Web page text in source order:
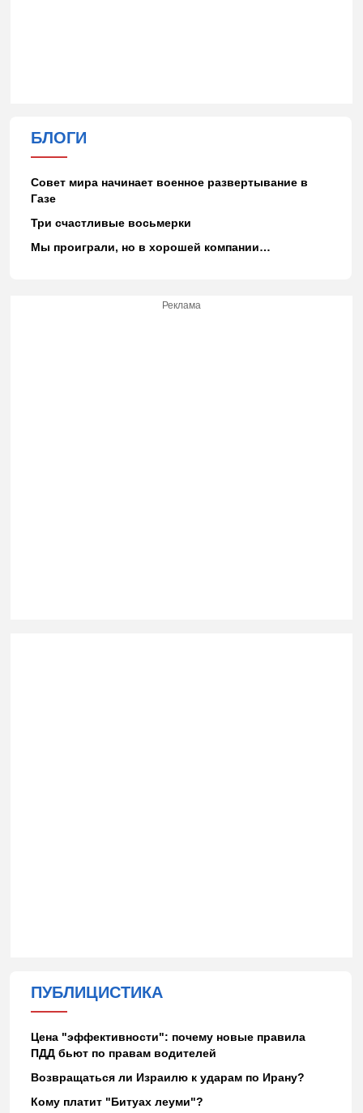
БЛОГИ
Совет мира начинает военное развертывание в
Газе
Три счастливые восьмерки
Мы проиграли, но в хорошей компании…
Реклама
ПУБЛИЦИСТИКА
Цена "эффективности": почему новые правила
ПДД бьют по правам водителей
Возвращаться ли Израилю к ударам по Ирану?
Кому платит "Битуах леуми"?